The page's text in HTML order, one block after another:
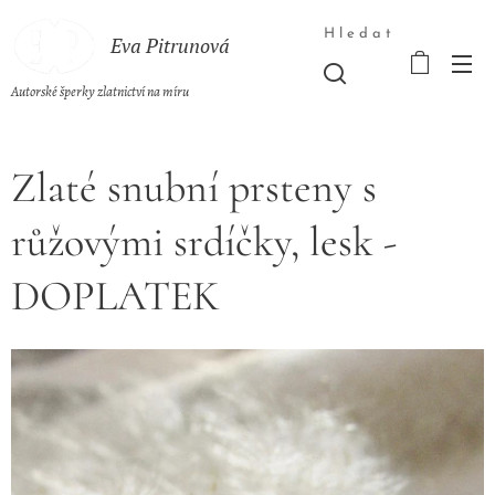
Eva Pitrunová
Autorské šperky zlatnictví na míru
Hledat
Zlaté snubní prsteny s
růžovými srdíčky, lesk -
DOPLATEK